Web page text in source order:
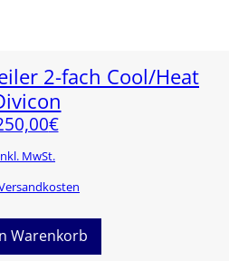
2-fach Cool/Heat
€
MwSt.
Warenkorb